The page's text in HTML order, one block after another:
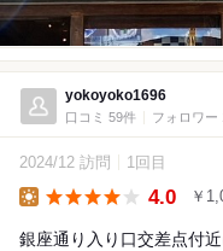
yokoyoko1696
口コミ 59件 フォロワー
2024/12 訪問 1回目
4.0 ￥
銀座通り入り口交差点付